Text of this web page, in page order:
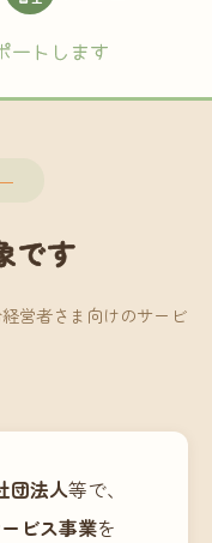
ートします
です
営者さま向けのサービ
団法人等で、
ビス事業を